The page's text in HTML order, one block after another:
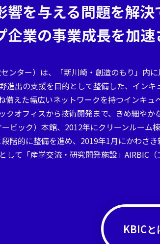
響を与える問題を解決
企業の事業成長を加速
ンター）は、「新川崎・創造のもり」内
進出の支援を目的として整備した、インキ
備えた幅広いネットワークを持つインキュ
クオフィスから技術開発まで、きめ細やか
ビック）本館、2012年にクリーンルーム
階的に整備を進め、2019年1月にかわさ
して「産学交流・研究開発施設」AIRBIC（
KBICと